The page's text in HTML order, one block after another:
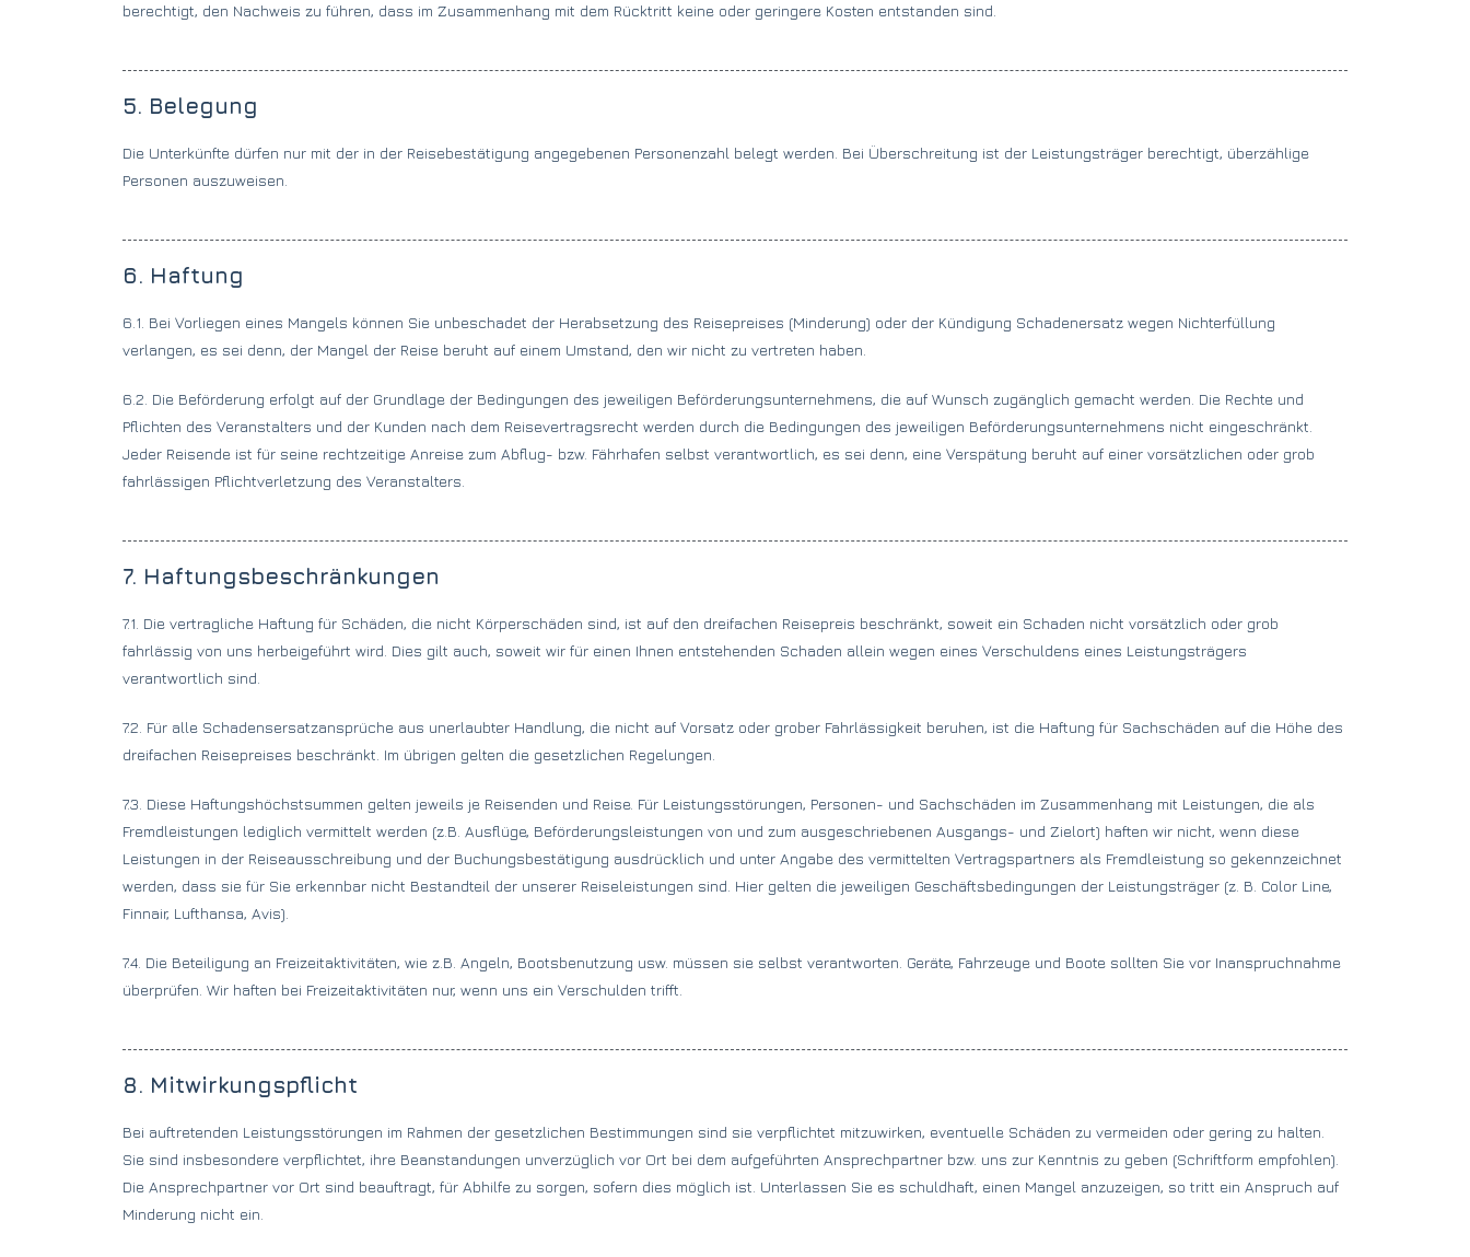
berechtigt, den Nachweis zu führen, dass im Zusammenhang mit dem Rücktritt keine oder geringere Kosten entstanden sind.
5. Belegung
Die Unterkünfte dürfen nur mit der in der Reisebestätigung angegebenen Personenzahl belegt werden. Bei Überschreitung ist der Leistungsträger berechtigt, überzählige
Personen auszuweisen.
6. Haftung
6.1. Bei Vorliegen eines Mangels können Sie unbeschadet der Herabsetzung des Reisepreises (Minderung) oder der Kündigung Schadenersatz wegen Nichterfüllung
verlangen, es sei denn, der Mangel der Reise beruht auf einem Umstand, den wir nicht zu vertreten haben.
6.2. Die Beförderung erfolgt auf der Grundlage der Bedingungen des jeweiligen Beförderungsunternehmens, die auf Wunsch zugänglich gemacht werden. Die Rechte und
Pflichten des Veranstalters und der Kunden nach dem Reisevertragsrecht werden durch die Bedingungen des jeweiligen Beförderungsunternehmens nicht eingeschränkt.
Jeder Reisende ist für seine rechtzeitige Anreise zum Abflug- bzw. Fährhafen selbst verantwortlich, es sei denn, eine Verspätung beruht auf einer vorsätzlichen oder grob
fahrlässigen Pflichtverletzung des Veranstalters.
7. Haftungsbeschränkungen
7.1. Die vertragliche Haftung für Schäden, die nicht Körperschäden sind, ist auf den dreifachen Reisepreis beschränkt, soweit ein Schaden nicht vorsätzlich oder grob
fahrlässig von uns herbeigeführt wird. Dies gilt auch, soweit wir für einen Ihnen entstehenden Schaden allein wegen eines Verschuldens eines Leistungsträgers
verantwortlich sind.
7.2. Für alle Schadensersatzansprüche aus unerlaubter Handlung, die nicht auf Vorsatz oder grober Fahrlässigkeit beruhen, ist die Haftung für Sachschäden auf die Höhe des
dreifachen Reisepreises beschränkt. Im übrigen gelten die gesetzlichen Regelungen.
7.3. Diese Haftungshöchstsummen gelten jeweils je Reisenden und Reise. Für Leistungsstörungen, Personen- und Sachschäden im Zusammenhang mit Leistungen, die als
Fremdleistungen lediglich vermittelt werden (z.B. Ausflüge, Beförderungsleistungen von und zum ausgeschriebenen Ausgangs- und Zielort) haften wir nicht, wenn diese
Leistungen in der Reiseausschreibung und der Buchungsbestätigung ausdrücklich und unter Angabe des vermittelten Vertragspartners als Fremdleistung so gekennzeichnet
werden, dass sie für Sie erkennbar nicht Bestandteil der unserer Reiseleistungen sind. Hier gelten die jeweiligen Geschäftsbedingungen der Leistungsträger (z. B. Color Line,
Finnair, Lufthansa, Avis).
7.4. Die Beteiligung an Freizeitaktivitäten, wie z.B. Angeln, Bootsbenutzung usw. müssen sie selbst verantworten. Geräte, Fahrzeuge und Boote sollten Sie vor Inanspruchnahme
überprüfen. Wir haften bei Freizeitaktivitäten nur, wenn uns ein Verschulden trifft.
8. Mitwirkungspflicht
Bei auftretenden Leistungsstörungen im Rahmen der gesetzlichen Bestimmungen sind sie verpflichtet mitzuwirken, eventuelle Schäden zu vermeiden oder gering zu halten.
Sie sind insbesondere verpflichtet, ihre Beanstandungen unverzüglich vor Ort bei dem aufgeführten Ansprechpartner bzw. uns zur Kenntnis zu geben (Schriftform empfohlen).
Die Ansprechpartner vor Ort sind beauftragt, für Abhilfe zu sorgen, sofern dies möglich ist. Unterlassen Sie es schuldhaft, einen Mangel anzuzeigen, so tritt ein Anspruch auf
Minderung nicht ein.